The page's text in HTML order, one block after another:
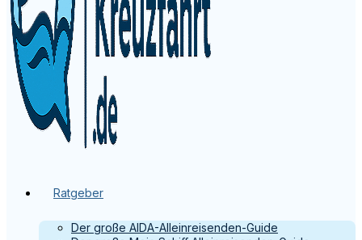
Ratgeber
Der große AIDA-Alleinreisenden-Guide